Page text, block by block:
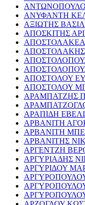
ΑΝΥΦΑΝΤΗ
ΑΞΙΩΤΗΣ
ΑΠΟΣΚΙΤΗΣ
ΑΠΟΣΤΟΛΟΥ
ΑΠΟΣΤΟΛΟΥ
ΑΡΑΜΠΑΤΖΗΣ
ΑΡΑΠΙΔΗ
ΑΡΒΑΝΙΤΗ
ΑΡΒΑΝΙΤΗ
ΑΡΒΑΝΙΤΗΣ
ΑΡΓΕΝΤΖΗ
ΑΡΓΥΡΙΑΔΗΣ
ΑΡΓΥΡΙΔΟΥ